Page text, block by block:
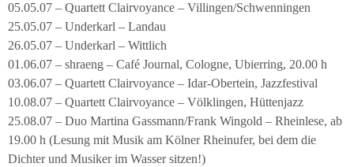
05.05.07 – Quartett Clairvoyance – Villingen/Schwenningen
25.05.07 – Underkarl – Landau
26.05.07 – Underkarl – Wittlich
01.06.07 – shraeng – Café Journal, Cologne, Ubierring, 20.00 h
03.06.07 – Quartett Clairvoyance – Idar-Obertein, Jazzfestival
10.08.07 – Quartett Clairvoyance – Völklingen, Hüttenjazz
25.08.07 – Duo Martina Gassmann/Frank Wingold – Rheinlese, ab
19.00 h (Lesung mit Musik am Kölner Rheinufer, bei dem die
Dichter und Musiker im Wasser sitzen!)